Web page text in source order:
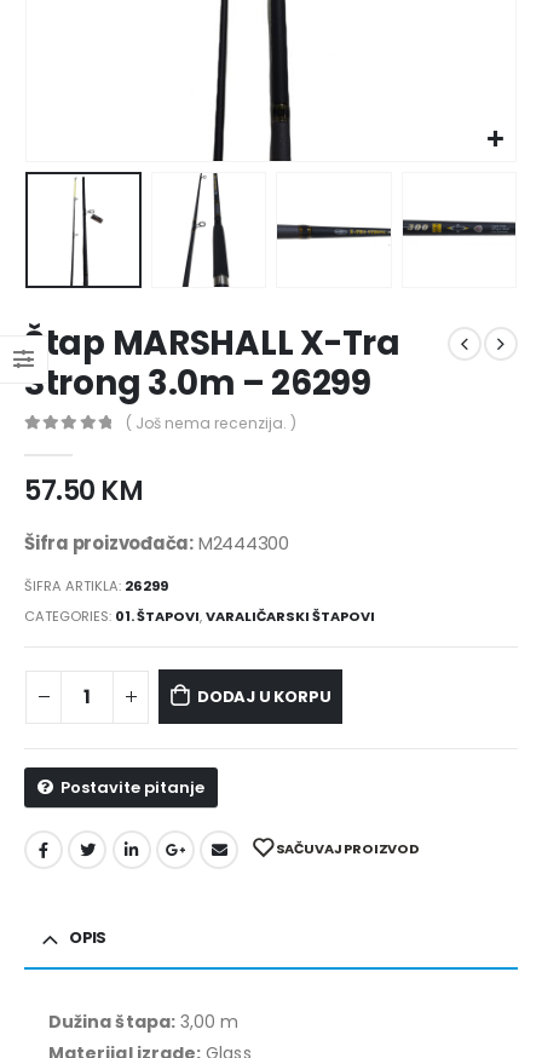
Štap MARSHALL X-Tra
Strong 3.0m – 26299
( Još nema recenzija. )
57.50 KM
Šifra proizvođača:M2444300
ŠIFRA ARTIKLA: 26299
CATEGORIES: 01. ŠTAPOVI,VARALIČARSKI ŠTAPOVI
DODAJ U KORPU
Postavite pitanje
SAČUVAJ PROIZVOD
OPIS
Dužina štapa:3,00 m